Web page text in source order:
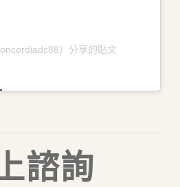
）分享的貼文
諮詢